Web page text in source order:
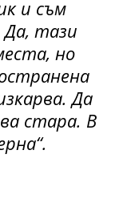
и съм
Да, тази
но
Да
стара. В